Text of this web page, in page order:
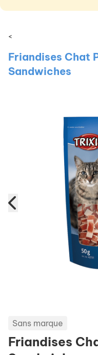
<
Friandises Chat
Sandwiches
Sans marque
Friandises